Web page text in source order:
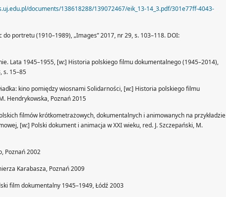
documents/138618288/139072467/eik_13-14_3.pdf/301e77ff-4043-
do portretu (1910–1989), „Images” 2017, nr 29, s. 103–118. DOI:
Lata 1945–1955, [w:] Historia polskiego filmu dokumentalnego (1945–2014),
s. 15–85
kino pomiędzy wiosnami Solidarności, [w:] Historia polskiego filmu
Hendrykowska, Poznań 2015
filmów krótkometrażowych, dokumentalnych i animowanych na przykładzie
[w:] Polski dokument i animacja w XXI wieku, red. J. Szczepański, M.
Poznań 2002
Karabasza, Poznań 2009
film dokumentalny 1945–1949, Łódź 2003